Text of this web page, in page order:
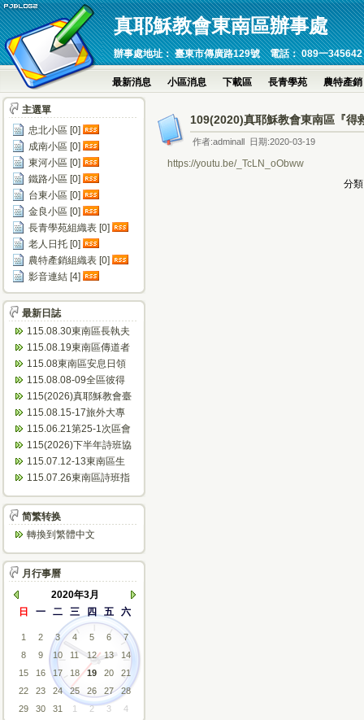
真耶穌教會東南區辦事處
辦事處地址： 臺東市傳廣路129號 電話： 089一
最新消息 小區消息 下載區 長青學苑 農特產銷
109(2020)真耶穌教會東南區『得
作者:adminall 日期:2020-03-19
https://youtu.be/_TcLN_oObww
分
主選單
忠北小區 [0]
成南小區 [0]
東河小區 [0]
鐵路小區 [0]
台東小區 [0]
金良小區 [0]
長青學苑組織表 [0]
老人日托 [0]
農特產銷組織表 [0]
影音連結 [4]
最新日誌
115.08.30東南區長執夫
婦進修會(忠孝)
115.08.19東南區傳道者
靈修會(瑞源)
115.08東南區安息日領
會表
115.08.08-09全區彼得
團契聯誼會(南寮)...
115(2026)真耶穌教會臺
灣傳教100周年~東...
115.08.15-17旅外大專
成長營(芝田)
115.06.21第25-1次區會
議(會議紀錄)
115(2026)下半年詩班協
助佈道會公文
115.07.12-13東南區生
命體驗活動(美和)...
115.07.26東南區詩班指
简繁转换
轉換到繁體中文
月行事曆
2020年3月
日
一 二 三 四 五 六
1 2 3 4 5 6
7
8
9 10 11 12 13
14
15
16 17 18 19 20
21
22
23 24 25 26 27
28
29
30 31 1 2 3 4